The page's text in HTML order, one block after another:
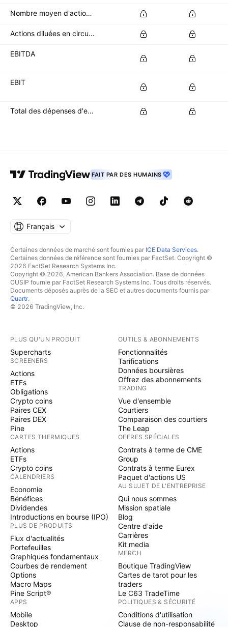
Nombre moyen d'actions de base en circulation
Actions diluées en circulation
EBITDA
EBIT
Total des dépenses d'exploitation
FAIT PAR DES HUMAINS
Français
Certaines données de marché sont fournies par ICE Data Services.
Certaines données de référence sont fournies par FactSet. Copyright ©
2026 FactSet Research Systems Inc.
Copyright © 2026, American Bankers Association. Base de données
CUSIP fournie par FactSet Research Systems Inc. Tous droits réservés.
Documents déposés auprès de la SEC et autres documents fournis par
Quartr.
© 2026 TradingView, Inc.
PLUS QU'UN PRODUIT
Supercharts
SCREENERS
Actions
ETFs
Obligations
Crypto coins
Paires CEX
Paires DEX
Pine
CARTES THERMIQUES
Actions
ETFs
Crypto coins
CALENDRIERS
Economie
Bénéfices
Dividendes
Introductions en bourse (IPO)
PLUS DE PRODUITS
Flux d'actualités
Portefeuilles
Graphiques fondamentaux
Courbes de rendement
Options
Macro Maps
Pine Script®
APPS
Mobile
Desktop
OUTILS & ABONNEMENTS
Fonctionnalités
Tarifications
Données boursières
Offrez des abonnements
TRADING
Vue d'ensemble
Courtiers
Comparaison des courtiers
The Leap
OFFRES SPÉCIALES
Contrats à terme de CME
Group
Contrats à terme Eurex
Paquet d'actions US
AU SUJET DE L'ENTREPRISE
Qui nous sommes
Mission spatiale
Blog
Centre d'aide
Carrières
Kit media
MERCH
Boutique TradingView
Cartes de tarot pour les
traders
Le C63 TradeTime
POLITIQUES & SÉCURITÉ
Conditions d'utilisation
Clause de non-responsabilité